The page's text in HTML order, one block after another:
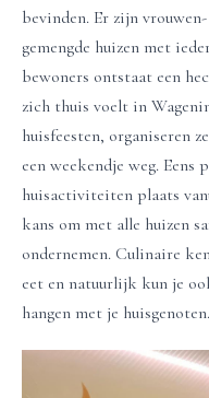
bevinden. Er zijn
gemengde huizen met
bewoners ontstaat een
zich thuis voelt in
huisfeesten, organiseren
een weekendje weg.
huisactiviteiten plaats
kans om met alle huizen
ondernemen. Culinaire
eet en natuurlijk kun je
hangen met je huisgenoten.